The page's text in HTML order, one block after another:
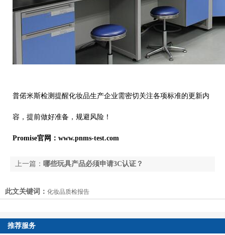
普偌米斯检测提醒化妆品生产企业需密切关注各项标准的更新内
容，提前做好准备，规避风险！
Promise官网：www.pnms-test.com
上一篇： 哪些玩具产品必须申请3C认证？
范围
此文关键词： 化妆品质检报告
推荐服务